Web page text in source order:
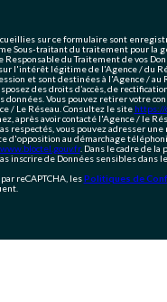
sur ce formulaire sont
Sous-traitant du traitement pour la
Responsable du Traitement de vos
l'intérêt légitime de l'Agence / du
et sont destinées à l'Agence / au
des droits d’accès, de
données. Vous pouvez retirer votre
/ Le Réseau. Consultez le site
après avoir contacté l'Agence / le
respectés, vous pouvez adresser
d'opposition au démarchage
. Dans le cadre de la
inscrire de Données sensibles dans
reCAPTCHA, lesPolitiques de